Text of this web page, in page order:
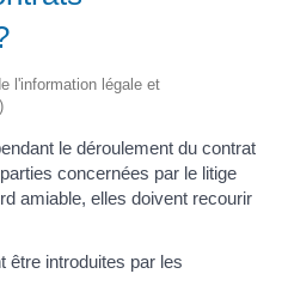
l'information légale et
le déroulement du contrat
concernées par le litige
amiable, elles doivent recourir
être introduites par les